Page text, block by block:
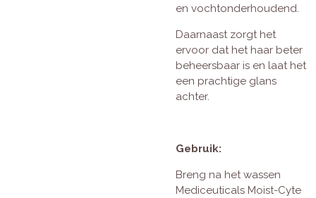
en vochtonderhoudend.
Daarnaast zorgt het
ervoor dat het haar beter
beheersbaar is en laat het
een prachtige glans
achter.
Gebruik:
Breng na het wassen
Mediceuticals Moist-Cyte